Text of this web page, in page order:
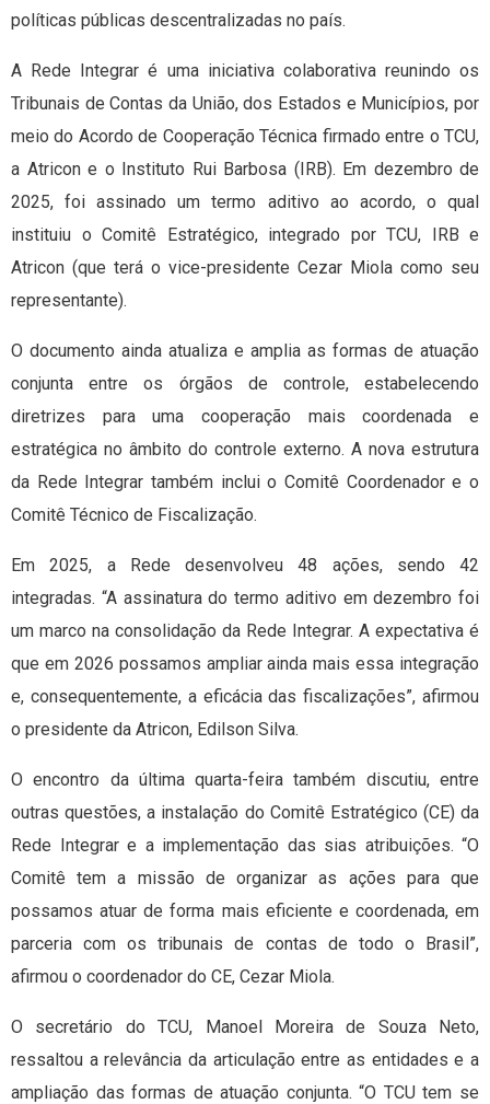
políticas públicas descentralizadas no país.
A Rede Integrar é uma iniciativa colaborativa reunindo os
Tribunais de Contas da União, dos Estados e Municípios, por
meio do Acordo de Cooperação Técnica firmado entre o TCU,
a Atricon e o Instituto Rui Barbosa (IRB). Em dezembro de
2025, foi assinado um termo aditivo ao acordo, o qual
instituiu o Comitê Estratégico, integrado por TCU, IRB e
Atricon (que terá o vice-presidente Cezar Miola como seu
representante).
O documento ainda atualiza e amplia as formas de atuação
conjunta entre os órgãos de controle, estabelecendo
diretrizes para uma cooperação mais coordenada e
estratégica no âmbito do controle externo. A nova estrutura
da Rede Integrar também inclui o Comitê Coordenador e o
Comitê Técnico de Fiscalização.
Em 2025, a Rede desenvolveu 48 ações, sendo 42
integradas. “A assinatura do termo aditivo em dezembro foi
um marco na consolidação da Rede Integrar. A expectativa é
que em 2026 possamos ampliar ainda mais essa integração
e, consequentemente, a eficácia das fiscalizações”, afirmou
o presidente da Atricon, Edilson Silva.
O encontro da última quarta-feira também discutiu, entre
outras questões, a instalação do Comitê Estratégico (CE) da
Rede Integrar e a implementação das sias atribuições. “O
Comitê tem a missão de organizar as ações para que
possamos atuar de forma mais eficiente e coordenada, em
parceria com os tribunais de contas de todo o Brasil”,
afirmou o coordenador do CE, Cezar Miola.
O secretário do TCU, Manoel Moreira de Souza Neto,
ressaltou a relevância da articulação entre as entidades e a
ampliação das formas de atuação conjunta. “O TCU tem se